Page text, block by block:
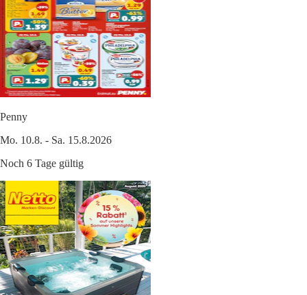
Penny
Mo. 10.8. - Sa. 15.8.2026
Noch 6 Tage gültig